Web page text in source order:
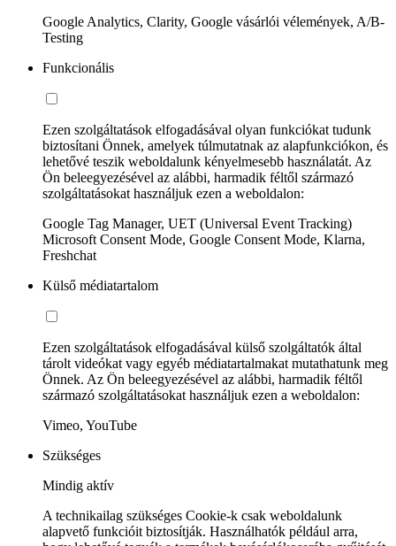
Google Analytics, Clarity, Google vásárlói vélemények, A/B-
Testing
Funkcionális
Ezen szolgáltatások elfogadásával olyan funkciókat tudunk
biztosítani Önnek, amelyek túlmutatnak az alapfunkciókon, és
lehetővé teszik weboldalunk kényelmesebb használatát. Az
Ön beleegyezésével az alábbi, harmadik féltől származó
szolgáltatásokat használjuk ezen a weboldalon:
Google Tag Manager, UET (Universal Event Tracking)
Microsoft Consent Mode, Google Consent Mode, Klarna,
Freshchat
Külső médiatartalom
Ezen szolgáltatások elfogadásával külső szolgáltatók által
tárolt videókat vagy egyéb médiatartalmakat mutathatunk meg
Önnek. Az Ön beleegyezésével az alábbi, harmadik féltől
származó szolgáltatásokat használjuk ezen a weboldalon:
Vimeo, YouTube
Szükséges
Mindig aktív
A technikailag szükséges Cookie-k csak weboldalunk
alapvető funkcióit biztosítják. Használhatók például arra,